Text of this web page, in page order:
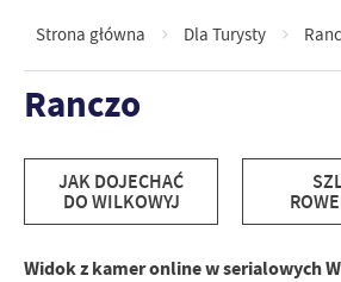
Strona główna Dla Turysty
Ranczo
JAK DOJECHAĆ
DO WILKOWYJ
Widok z kamer online w serialowych